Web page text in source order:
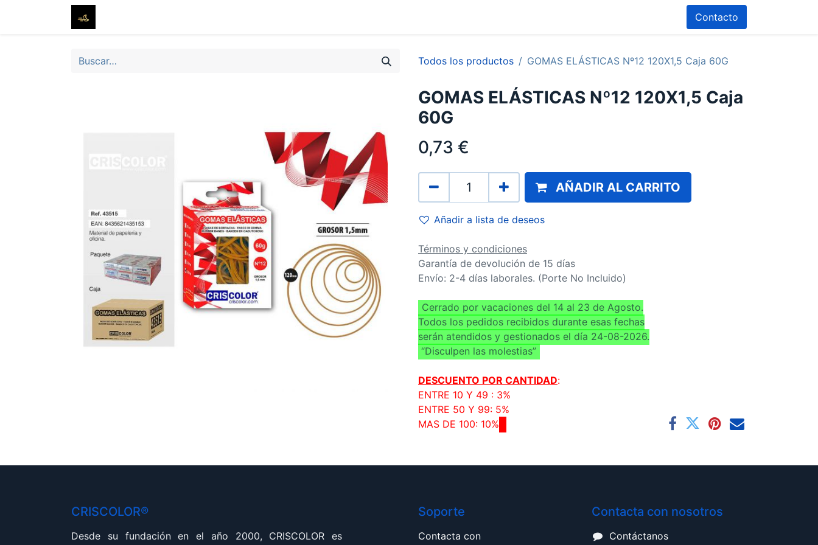
Contacto
Todos los productos GOMAS ELÁSTICAS Nº12 120X1,5 Caja 60G
GOMAS ELÁSTICAS Nº12 120X1,5 Caja
60G
0,73 €
AÑADIR AL CARRITO
Añadir a lista de deseos
Términos y condiciones
Garantía de devolución de 15 días
Envío: 2-4 días laborales. (Porte No Incluido)
Cerrado por vacaciones del 14 al 23 de Agosto.
Todos los pedidos recibidos durante esas fechas
serán atendidos y gestionados el día 24-08-2026.
“Disculpen las molestias”
DESCUENTO POR CANTIDAD:
ENTRE 10 Y 49 : 3%
ENTRE 50 Y 99: 5%
MAS DE 100: 10%
CRISCOLOR®
Desde su fundación en el año 2000, CRISCOLOR es
Soporte
Contacta con
Contacta con nosotros
Contáctanos